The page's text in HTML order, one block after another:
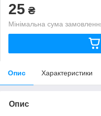
25 ₴
Мінімальна сума
Опис Характеристики
Опис